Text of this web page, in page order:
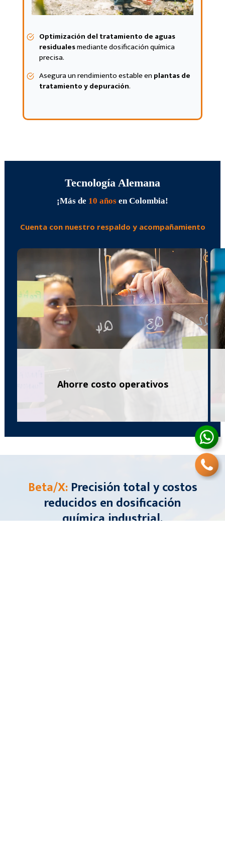
Optimización del tratamiento de aguas
residualesmediante dosificación química
precisa.
Asegura un rendimiento estable enplantas de
tratamiento y depuración.
Tecnología Alemana
¡Más de 10 años en Colombia!
Cuenta con nuestro respaldo y acompañamiento
Ahorre costo operativos
Beta/X:Precisión total y costos
reducidos en dosificación
química industrial.